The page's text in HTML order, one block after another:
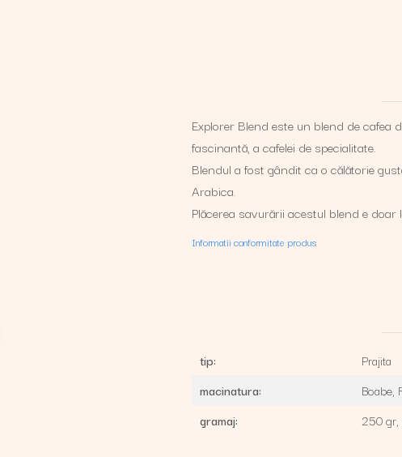
Explorer Blend este un blend de cafea
fascinantă, a cafelei de specialitate.
Blendul a fost gândit ca o călătorie
Arabica.
Plăcerea savurării acestul blend e doar
Informatii conformitate produs
tip:
Prajita
macinatura:
Boabe,
gramaj:
250 gr,